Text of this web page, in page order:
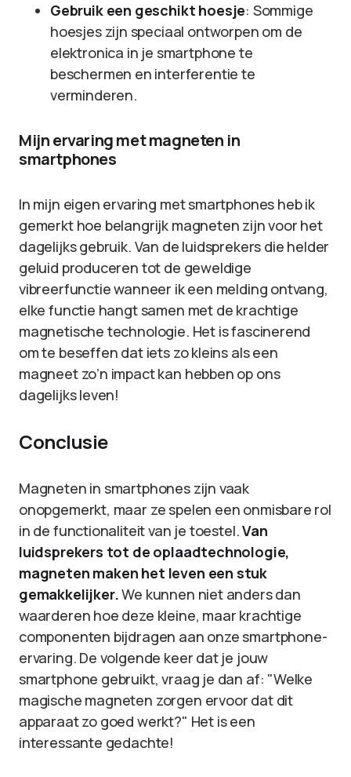
Gebruik een geschikt hoesje: Sommige
hoesjes zijn speciaal ontworpen om de
elektronica in je smartphone te
beschermen en interferentie te
verminderen.
Mijn ervaring met magneten in
smartphones
In mijn eigen ervaring met smartphones heb ik
gemerkt hoe belangrijk magneten zijn voor het
dagelijks gebruik. Van de luidsprekers die helder
geluid produceren tot de geweldige
vibreerfunctie wanneer ik een melding ontvang,
elke functie hangt samen met de krachtige
magnetische technologie. Het is fascinerend
om te beseffen dat iets zo kleins als een
magneet zo’n impact kan hebben op ons
dagelijks leven!
Conclusie
Magneten in smartphones zijn vaak
onopgemerkt, maar ze spelen een onmisbare rol
in de functionaliteit van je toestel.Van
luidsprekers tot de oplaadtechnologie,
magneten maken het leven een stuk
gemakkelijker.We kunnen niet anders dan
waarderen hoe deze kleine, maar krachtige
componenten bijdragen aan onze smartphone-
ervaring. De volgende keer dat je jouw
smartphone gebruikt, vraag je dan af: "Welke
magische magneten zorgen ervoor dat dit
apparaat zo goed werkt?" Het is een
interessante gedachte!